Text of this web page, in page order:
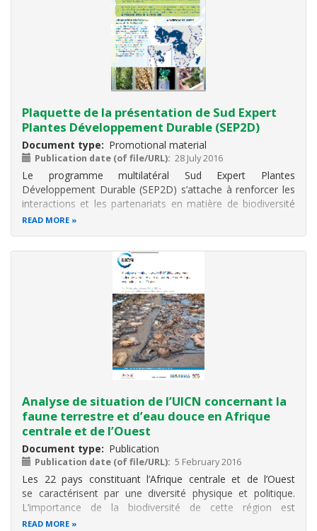
Plaquette de la présentation de Sud Expert
Plantes Développement Durable (SEP2D)
Document type Promotional material
Publication date (of file/URL) 28 July 2016
Le programme multilatéral Sud Expert Plantes
Développement Durable (SEP2D) s’attache à renforcer les
interactions et les partenariats en matière de biodiversité
végétale entre recherche, enseignement et demandes de la
READ MORE
Analyse de situation de l’UICN concernant la
faune terrestre et d’eau douce en Afrique
centrale et de l’Ouest
Document type Publication
Publication date (of file/URL) 5 February 2016
Les 22 pays constituant l’Afrique centrale et de l’Ouest
se caractérisent par une diversité physique et politique.
L’importance de la biodiversité de cette région est
reconnue : en particulier, les forêts de Haute Guinée, les
READ MORE